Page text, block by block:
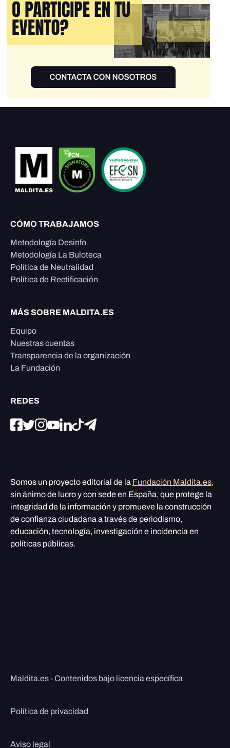
CÓMO TRABAJAMOS
Metodología Desinfo
Metodología La Buloteca
Política de Neutralidad
Política de Rectificación
MÁS SOBRE MALDITA.ES
Equipo
Nuestras cuentas
Transparencia de la organización
La Fundación
REDES
Somos un proyecto editorial de la Fundación Maldita.es,
sin ánimo de lucro y con sede en España, que protege la
integridad de la información y promueve la construcción
de confianza ciudadana a través de periodismo,
educación, tecnología, investigación e incidencia en
políticas públicas.
Maldita.es - Contenidos bajo licencia específica
Política de privacidad
Aviso legal